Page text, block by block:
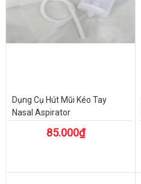
Dụng Cụ Hút Mũi Kéo Tay
Nasal Aspirator
85.000₫